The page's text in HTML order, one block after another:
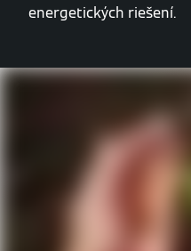
energetických riešení.